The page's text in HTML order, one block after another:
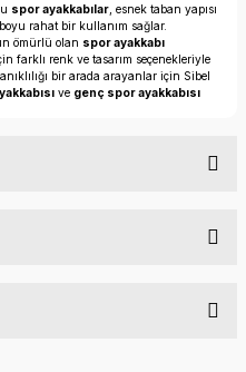
spor ayakkabılar , esnek taban yapısı
rahat bir kullanım sağlar.
ömürlü olan spor ayakkabı
farklı renk ve tasarım seçenekleriyle
bir arada arayanlar için Sibel
ve genç spor ayakkabısı